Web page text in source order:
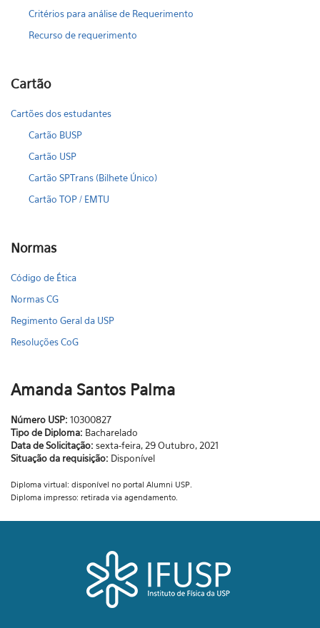
Critérios para análise de Requerimento
Recurso de requerimento
Cartão
Cartões dos estudantes
Cartão BUSP
Cartão USP
Cartão SPTrans (Bilhete Único)
Cartão TOP / EMTU
Normas
Código de Ética
Normas CG
Regimento Geral da USP
Resoluções CoG
Amanda Santos Palma
Número USP: 10300827
Tipo de Diploma: Bacharelado
Data de Solicitação: sexta-feira, 29 Outubro, 2021
Situação da requisição: Disponível
Diploma virtual: disponível no portal Alumni USP.
Diploma impresso: retirada via agendamento.